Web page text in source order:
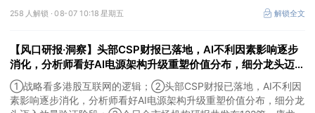
酸、CGT、小分子4个创新技术平台，创新转型成果正逐步兑现。
258 人解锁 ·08-07 10:18 星期五 解锁全文
【风口研报·洞察】头部CSP财报已落地，AI不利因素影响逐步
消化，分析师看好AI电源架构升级重塑价值分布，细分龙头迈入
放量验证阶段；战略看多港股互联网的逻辑
①战略看多港股互联网的逻辑；②头部CSP财报已落地，AI不利因
素影响逐步消化，分析师看好AI电源架构升级重塑价值分布，细分龙